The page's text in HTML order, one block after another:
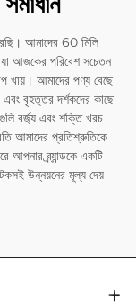
আমাদের 60 মিলি
যা আজকের পরিবেশ সচেতন
খায়। আমাদের পণ্য বেছে
এবং বৃহত্তর দর্শকদের কাছে
বর্জ্য এবং শক্তি খরচ
আমাদের প্রতিশ্রুতিকে
আপনার ব্র্যান্ডকে একটি
উন্নয়নের মূল্য দেয়